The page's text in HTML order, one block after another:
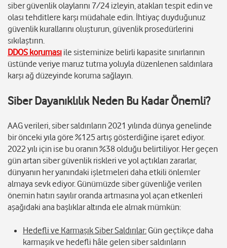
siber güvenlik olaylarını 7/24 izleyin, atakları tespit edin ve
olası tehditlere karşı müdahale edin. İhtiyaç duyduğunuz
güvenlik kurallarını oluşturun, güvenlik prosedürlerini
sıkılaştırın.
DDOS koruması ile sisteminize belirli kapasite sınırlarının
üstünde veriye maruz tutma yoluyla düzenlenen saldırılara
karşı ağ düzeyinde koruma sağlayın.
Siber Dayanıklılık Neden Bu Kadar Önemli?
AAG verileri, siber saldırıların 2021 yılında dünya genelinde
bir önceki yıla göre %125 artış gösterdiğine işaret ediyor.
2022 yılı için ise bu oranın %38 olduğu belirtiliyor. Her geçen
gün artan siber güvenlik riskleri ve yol açtıkları zararlar,
dünyanın her yanındaki işletmeleri daha etkili önlemler
almaya sevk ediyor. Günümüzde siber güvenliğe verilen
önemin hatırı sayılır oranda artmasına yol açan etkenleri
aşağıdaki ana başlıklar altında ele almak mümkün:
Hedefli ve Karmaşık Siber Saldırılar:Gün geçtikçe daha
karmaşık ve hedefli hâle gelen siber saldırıların